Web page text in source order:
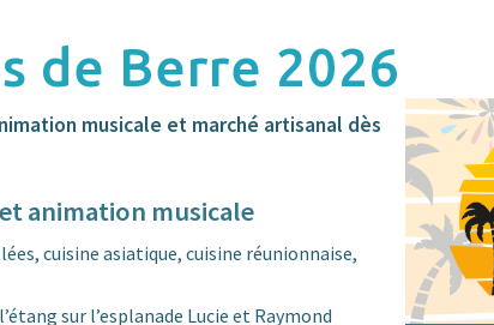
de Berre 2026
musicale et marché artisanal dès
animation musicale
cuisine asiatique, cuisine réunionnaise,
sur l’esplanade Lucie et Raymond